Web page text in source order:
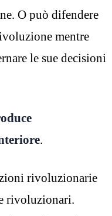
O può difendere
mentre
le sue decisioni
.
rivoluzionarie
rivoluzionari.